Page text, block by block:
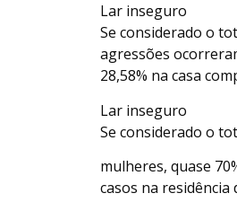
Lar inseguro
Se considerado o
agressões
28,58% na casa
Lar inseguro
Se considerado o
mulheres, quase
casos na residência